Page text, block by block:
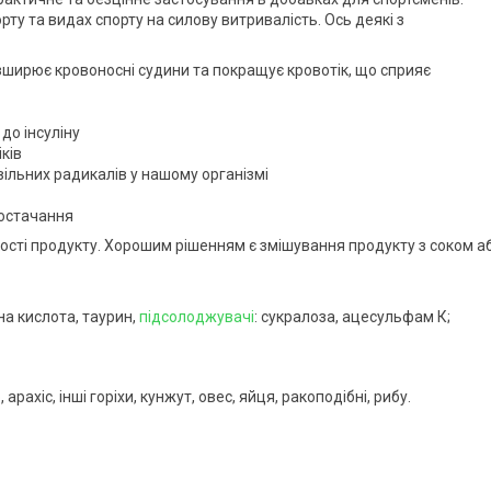
та видах спорту на силову витривалість. Ось деякі з
кровоносні судини та покращує кровотік, що сприяє
інсуліну
радикалів у нашому організмі
продукту. Хорошим рішенням є змішування продукту з соком
кислота, таурин, підсолоджувачі: сукралоза, ацесульфам К;
інші горіхи, кунжут, овес, яйця, ракоподібні, рибу.